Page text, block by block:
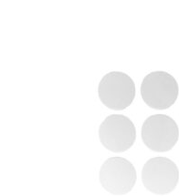
Política de cancelamento